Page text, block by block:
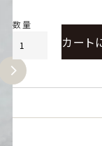
カート